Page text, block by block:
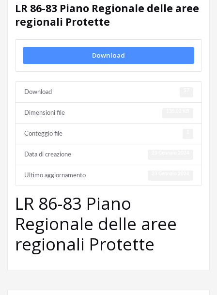
LR 86-83 Piano Regionale delle aree
regionali Protette
Download
Download
Dimensioni file
Conteggio file
Data di creazione
Ultimo aggiornamento
LR 86-83 Piano
Regionale delle aree
regionali Protette